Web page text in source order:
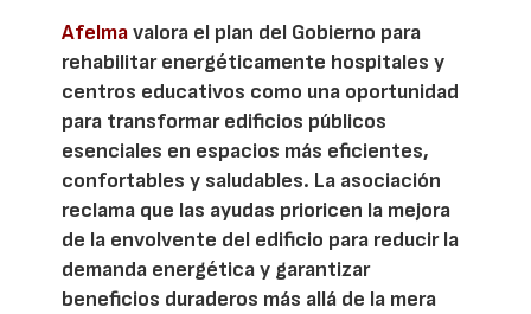
Afelmavalora el plan del Gobierno para
rehabilitar energéticamente hospitales y
centros educativos como una oportunidad
para transformar edificios públicos
esenciales en espacios más eficientes,
confortables y saludables. La asociación
reclama que las ayudas prioricen la mejora
de la envolvente del edificio para reducir la
demanda energética y garantizar
beneficios duraderos más allá de la mera